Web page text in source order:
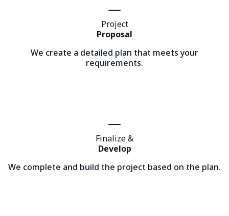
Project
Proposal
We create a detailed plan that meets your
requirements.
Finalize &
Develop
We complete and build the project based on the plan.